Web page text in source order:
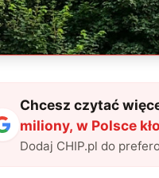
Chcesz czytać
miliony, w Polsce
Dodaj CHIP.pl do